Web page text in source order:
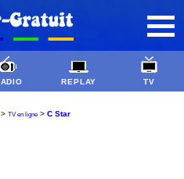
REPLAY TV
> TV en ligne > C Star